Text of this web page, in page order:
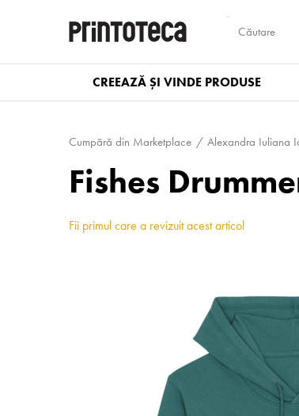
CREEAZĂ ȘI VINDE PRODUSE
Cumpără din Marketplace Alexandra Iuliana
Fishes
Fii primul care a revizuit acest articol